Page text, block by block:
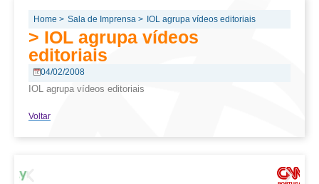
Home > Sala de Imprensa > IOL agrupa vídeos editoriais
> IOL agrupa vídeos
editoriais
04/02/2008
IOL agrupa vídeos editoriais
Voltar